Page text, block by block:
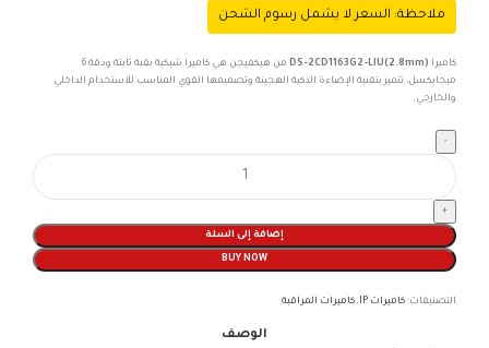
ملاحظة: السعر لا يشمل رسوم الشحن
كاميرا DS-2CD1163G2-LIU(2.8mm)
من هيكفيجن هي كاميرا شبكية بقبة ثابتة ودقة 6
ميجابكسل، تتميز بتقنية الإضاءة الذكية الهجينة وتصميمها القوي المناسب للاستخدام الداخلي
والخارجي.
إضافة إلى السلة
BUY NOW
التصنيفات: كاميرات IP , كاميرات المراقبة
الوصف